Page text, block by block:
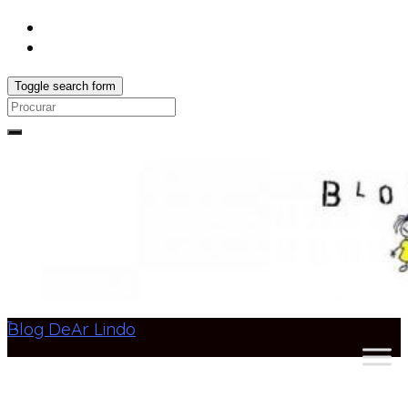
Toggle search form
Search
Blog DeAr Lindo